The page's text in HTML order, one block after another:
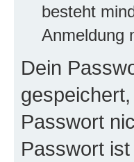
besteht
Anmeldung
Dein
Passwort
Passwort